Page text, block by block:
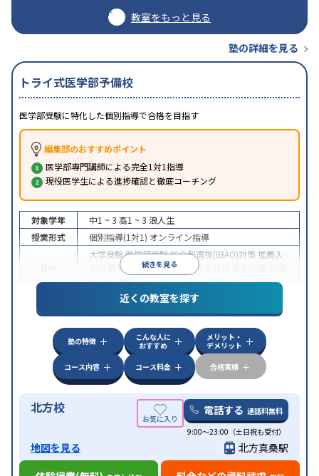
教室をもっと見る
塾の詳細を見る
トライ式医学部予備校
医学部受験に特化した個別指導で合格を目指す
編集部のおすすめポイント
医学部専門講師による完全1対1指導
現役医学生による進捗確認と徹底コーチング
続きを見る
対象学年 中1 ~ 3 高1 ~ 3 浪人生
授業形式
個別指導(1対1) オンライン指導
大学受験医学部受験総合型選抜(旧AO)対策推薦入
学校別特化対策 国公立大対策
テスト対策
特徴
中高一貫校生に対応授業の振替可能
オンライン対応1科目から受講可能季節講習の
みの受講可
自習室あり
近くの教室を探す
塾の特徴
こんな人に
おすすめ
メリット・
デメリット
コース内容
コース料金 合格実績
北方校 電話する 通話料無料
9:00～23:00（土日祝も受付）
地図を見る
北方真桑駅